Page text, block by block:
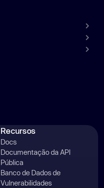
Recursos
Docs
Documentação da API
Pública
Banco de Dados de
Vulnerabilidades